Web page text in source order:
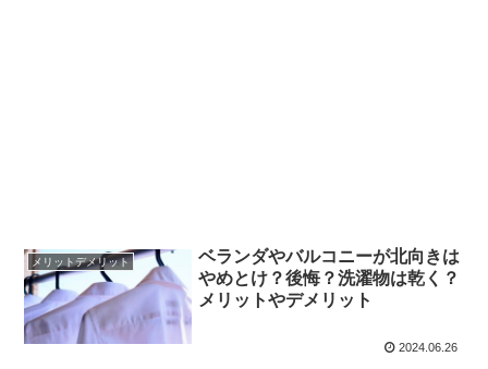
メリットデメリット
ベランダやバルコニーが北向きは
やめとけ？後悔？洗濯物は乾く？
メリットやデメリット
2024.06.26